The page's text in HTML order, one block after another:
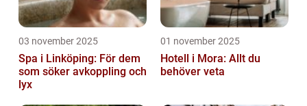
03 november 2025
Spa i Linköping: För dem
som söker avkoppling och
lyx
01 november 2025
Hotell i Mora: Allt du
behöver veta